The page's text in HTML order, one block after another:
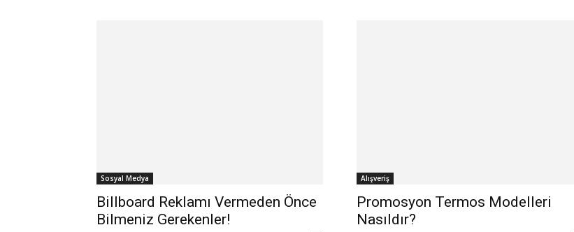
Sosyal Medya
Billboard Reklamı Vermeden Önce
Bilmeniz Gerekenler!
Alışveriş
Promosyon Termos Modelleri
Nasıldır?